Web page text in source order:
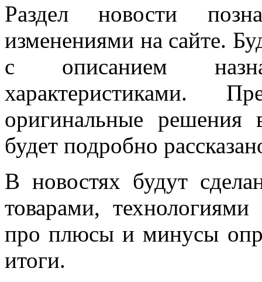
Раздел новости
изменениями на сайте.
с описанием
характеристиками.
оригинальные
будет подробно
В новостях будут
товарами,
про плюсы и минусы
итоги.